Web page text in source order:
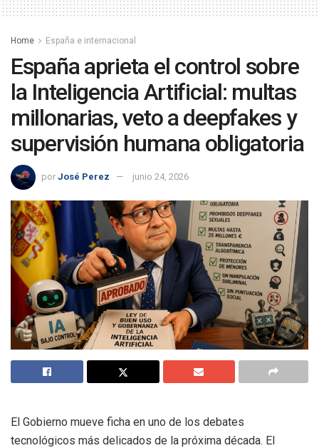
Home España e internacional
España aprieta el control sobre
la Inteligencia Artificial: multas
millonarias, veto a deepfakes y
supervisión humana obligatoria
por José Perez junio 24, 2026
El Gobierno mueve ficha en uno de los debates
tecnológicos más delicados de la próxima década. El